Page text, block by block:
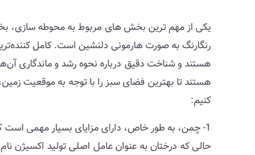
یکی از مهم ترین بخش های مربوط به محوطه سازی،
رنگارنگ به صورت هارمونی دلنشین است. کامل
هستند و شناخت دقیق درباره نحوه رشد و ماندگاری
هستند تا بهترین فضای سبز را با توجه به موقعیت
کنیم:
1- چمن، به طور خاص، دارای مزایای بسیار مهمی است که معمولا نادیده گرفته می شوند. یکی از موارد مهم توانایی آن در
حالی که درختان به عنوان عامل اصلی تولید اکسیژن